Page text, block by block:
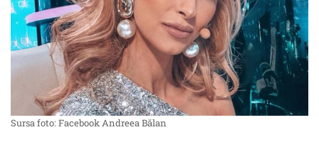
Sursa foto: Facebook Andreea Bălan